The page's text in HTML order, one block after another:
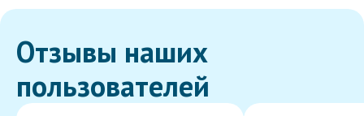
Отзывы наших
пользователей